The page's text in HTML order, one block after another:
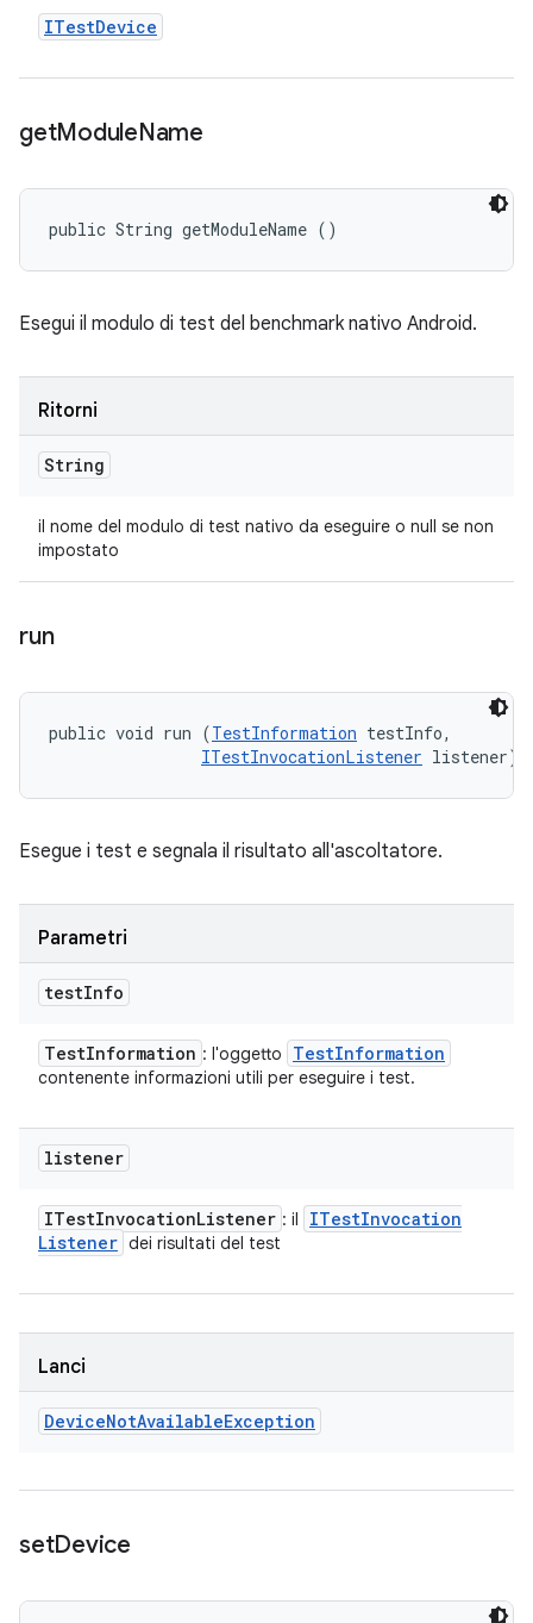
ITestDevice
getModuleName
public String getModuleName ()
Esegui il modulo di test del benchmark nativo Android.
Ritorni
String
il nome del modulo di test nativo da eseguire o null se non
impostato
run
public void run (TestInformation testInfo,
ITestInvocationListener listener)
Esegue i test e segnala il risultato all'ascoltatore.
Parametri
testInfo
TestInformation : l'oggetto TestInformation
contenente informazioni utili per eseguire i test.
listener
ITestInvocationListener : il ITestInvocation
Listener dei risultati del test
Lanci
DeviceNotAvailableException
setDevice